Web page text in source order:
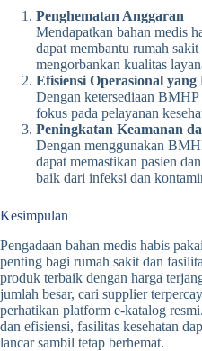
Penghematan Anggaran
Mendapatkan bahan medis
dapat membantu rumah
mengorbankan kualitas
Efisiensi Operasional
Dengan ketersediaan
fokus pada pelayanan
Peningkatan Keamanan
Dengan menggunakan
dapat memastikan pasien
baik dari infeksi dan
Kesimpulan
Pengadaan bahan medis habis
penting bagi rumah sakit dan
produk terbaik dengan harga
jumlah besar, cari supplier
perhatikan platform e-katalog
dan efisiensi, fasilitas kesehatan
lancar sambil tetap berhemat.